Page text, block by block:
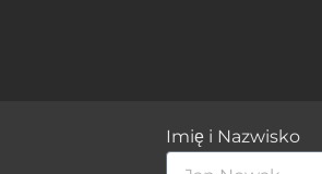
Imię i Nazwisko